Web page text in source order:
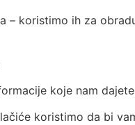
– koristimo ih za
koje nam
koristimo da bi